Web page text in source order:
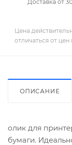
Доставка от
Цена
отличаться от
ОПИСАНИЕ
олик для
бумаги.